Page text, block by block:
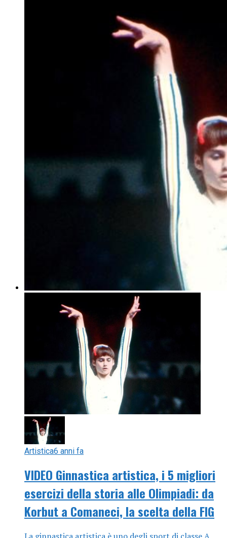
Artistica6 anni fa
VIDEO Ginnastica artistica, i 5 migliori
esercizi della storia alle Olimpiadi: da
Korbut a Comaneci, la scelta della FIG